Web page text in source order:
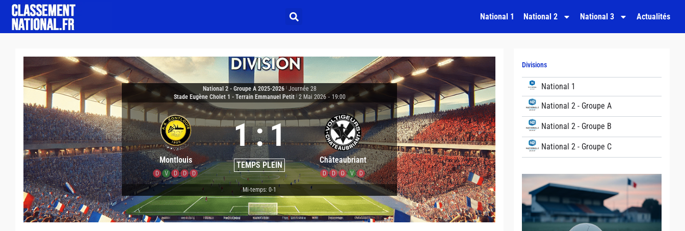
National 1 National 2 National 3 Actualités
Divisions
National 1
National 2 - Groupe A
National 2 - Groupe B
National 2 - Groupe C
National 2 - Groupe A 2025-2026
Journée 28
Stade Eugène Cholet 1 - Terrain Emmanuel Petit
2 Mai 2026 - 19:00
Montlouis
D V D D D
1:1
TEMPS PLEIN Châteaubriant
D D D V D
Mi-temps: 0-1